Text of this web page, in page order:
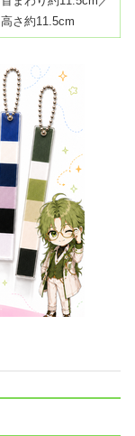
高さ約11.5cm